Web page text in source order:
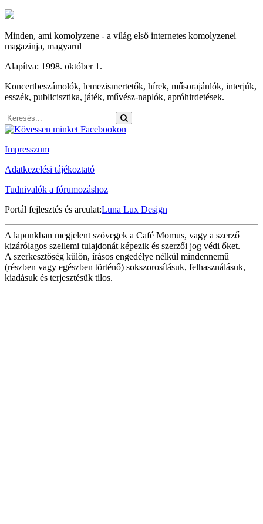
Minden, ami komolyzene - a világ első internetes komolyzenei
magazinja, magyarul
Alapítva: 1998. október 1.
Koncertbeszámolók, lemezismertetők, hírek, műsorajánlók, interjúk,
esszék, publicisztika, játék, művész-naplók, apróhirdetések.
Impresszum
Adatkezelési tájékoztató
Tudnivalók a fórumozáshoz
Portál fejlesztés és arculat:Luna Lux Design
A lapunkban megjelent szövegek a Café Momus, vagy a szerző
kizárólagos szellemi tulajdonát képezik és szerzői jog védi őket.
A szerkesztőség külön, írásos engedélye nélkül mindennemű
(részben vagy egészben történő) sokszorosításuk, felhasználásuk,
kiadásuk és terjesztésük tilos.